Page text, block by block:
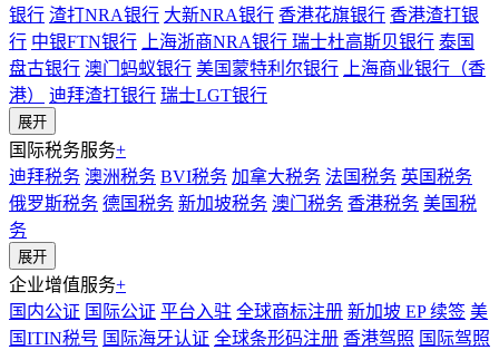
银行 渣打NRA银行 大新NRA银行 香港花旗银行 香港渣打银
行 中银FTN银行 上海浙商NRA银行 瑞士杜高斯贝银行 泰国
盘古银行 澳门蚂蚁银行 美国蒙特利尔银行
上海商业银行（香
港）
迪拜渣打银行 瑞士LGT银行
展开
国际税务服务+
迪拜税务 澳洲税务 BVI税务 加拿大税务 法国税务 英国税务
俄罗斯税务 德国税务 新加坡税务 澳门税务 香港税务 美国税
务
展开
企业增值服务+
国内公证 国际公证 平台入驻 全球商标注册 新加坡 EP 续签 美
国ITIN税号 国际海牙认证 全球条形码注册 香港驾照 国际驾照